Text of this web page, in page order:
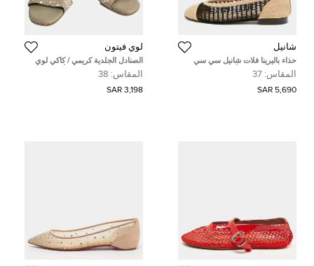
شانيل
حذاء باليرينا فلات شانيل سي سي
كروشيه وشبك بني/أسود مقاس 37
المقاس: 37
5,690 SAR
لوي فيتون
الصنادل الجلدية كريمي / كاكي لوي
فيتون مقاس 38 الاتحاد الأوروبي
المقاس: 38
3,198 SAR